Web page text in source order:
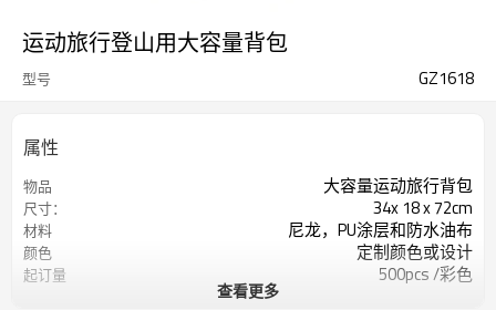
运动旅行登山用大容量背包
型号 GZ1618
属性
物品 大容量运动旅行背包
尺寸： 34x 18 x 72cm
材料 尼龙，PU涂层和防水油布
颜色 定制颜色或设计
起订量 500pcs /彩色
Winsport EMB徽标或自定义
查看更多